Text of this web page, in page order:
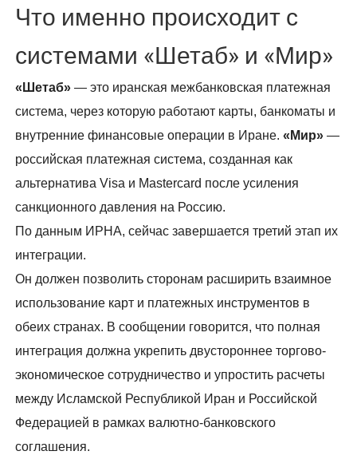
Что именно происходит с
системами «Шетаб» и «Мир»
«Шетаб» — это иранская межбанковская платежная
система, через которую работают карты, банкоматы и
внутренние финансовые операции в Иране.«Мир» —
российская платежная система, созданная как
альтернатива Visa и Mastercard после усиления
санкционного давления на Россию.
По данным ИРНА, сейчас завершается третий этап их
интеграции.
Он должен позволить сторонам расширить взаимное
использование карт и платежных инструментов в
обеих странах. В сообщении говорится, что полная
интеграция должна укрепить двустороннее торгово-
экономическое сотрудничество и упростить расчеты
между Исламской Республикой Иран и Российской
Федерацией в рамках валютно-банковского
соглашения.